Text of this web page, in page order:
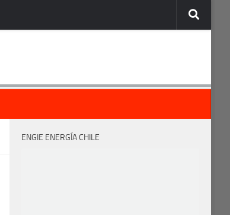
ENGIE ENERGÍA CHILE